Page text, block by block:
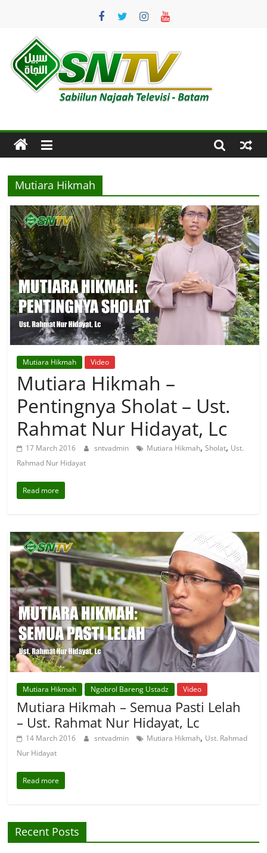
content
SNTV
Najaah
Televisi
–
Batam
Mutiara Hikmah
Mutiara Hikmah Video
Mutiara Hikmah –
Pentingnya Sholat – Ust.
Rahmat Nur Hidayat, Lc
17 March 2016 sntvadmin Mutiara Hikmah,Sholat, Ust.
Rahmad Nur Hidayat
Read more
Mutiara Hikmah Ngobrol Bareng Ustadz Video
Mutiara Hikmah – Semua Pasti Lelah
– Ust. Rahmat Nur Hidayat, Lc
14 March 2016 sntvadmin Mutiara Hikmah, Ust. Rahmad
Nur Hidayat
Read more
Recent Posts